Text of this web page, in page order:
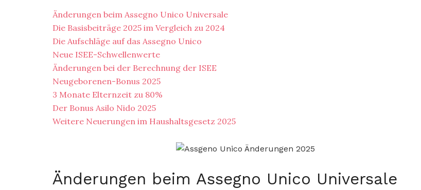
Änderungen beim Assegno Unico Universale
Die Basisbeiträge 2025 im Vergleich zu 2024
Die Aufschläge auf das Assegno Unico
Neue ISEE-Schwellenwerte
Änderungen bei der Berechnung der ISEE
Neugeborenen-Bonus 2025
3 Monate Elternzeit zu 80%
Der Bonus Asilo Nido 2025
Weitere Neuerungen im Haushaltsgesetz 2025
Änderungen beim Assegno Unico Universale